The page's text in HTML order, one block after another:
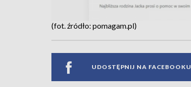
(fot. źródło: pomagam.pl)
UDOSTĘPNIJ NA FACEBOOKU